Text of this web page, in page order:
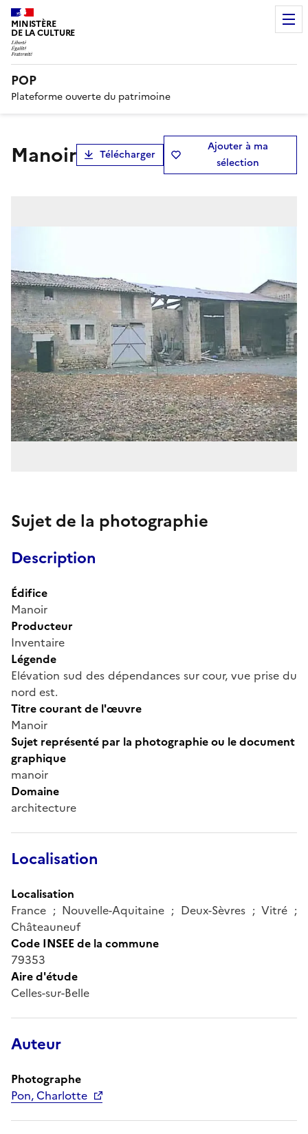
MINISTÈRE
DE LA CULTURE
POP
Plateforme ouverte du patrimoine
Manoir Télécharger
Ajouter à ma
sélection
Sujet de la photographie
Description
Édifice
Manoir
Producteur
Inventaire
Légende
Elévation sud des dépendances sur cour, vue prise du
nord est.
Titre courant de l'œuvre
Manoir
Sujet représenté par la photographie ou le document
graphique
manoir
Domaine
architecture
Localisation
Localisation
France ; Nouvelle-Aquitaine ; Deux-Sèvres ; Vitré ;
Châteauneuf
Code INSEE de la commune
79353
Aire d'étude
Celles-sur-Belle
Auteur
Photographe
Pon, Charlotte